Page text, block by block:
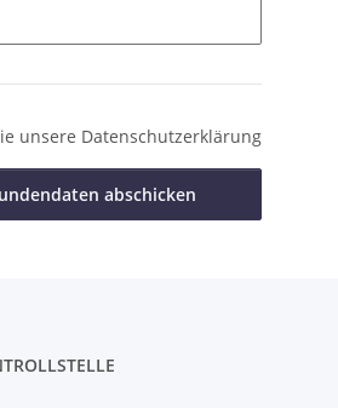
unsere Datenschutzerklärung
abschicken